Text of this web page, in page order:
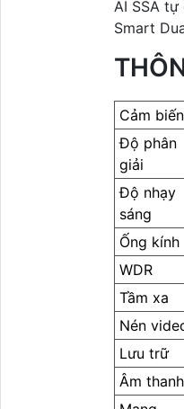
AI SSA
Smart
Cảm biến
Độ phân
giải
Độ nhạy
sáng
Ống kính
WDR
Tầm xa
Nén
Lưu trữ
Âm thanh